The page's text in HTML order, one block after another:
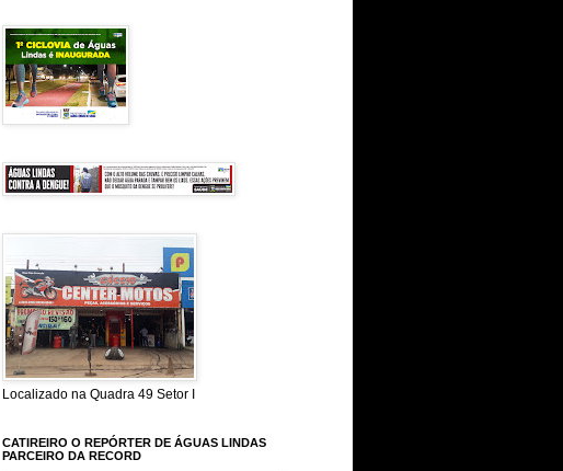
Localizado na Quadra 49 Setor I
CATIREIRO O REPÓRTER DE ÁGUAS LINDAS
PARCEIRO DA RECORD